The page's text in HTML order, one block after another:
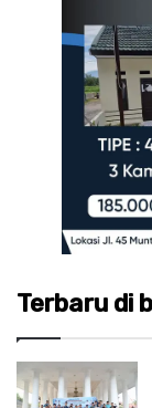
Terbaru di